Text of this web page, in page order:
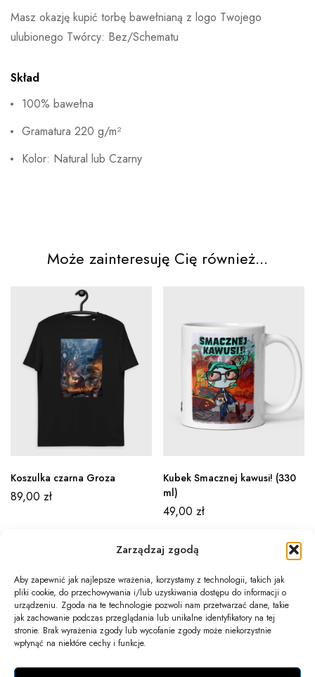
Zarządzaj zgodą
Aby zapewnić jak najlepsze wrażenia, korzystamy z technologii, takich jak
pliki cookie, do przechowywania i/lub uzyskiwania dostępu do informacji o
urządzeniu. Zgoda na te technologie pozwoli nam przetwarzać dane, takie
jak zachowanie podczas przeglądania lub unikalne identyfikatory na tej
stronie. Brak wyrażenia zgody lub wycofanie zgody może niekorzystnie
wpłynąć na niektóre cechy i funkcje.
Masz okazję kupić torbę bawełnianą z logo Twojego
ulubionego Twórcy: Bez/Schematu
Skład
100% bawełna
Gramatura 220 g/m²
Kolor: Natural lub Czarny
Może zainteresuję Cię również...
Koszulka czarna Groza
89,00 zł
Kubek Smacznej kawusi! (330
ml)
49,00 zł
Newsletter
Informacje
Twoje konto